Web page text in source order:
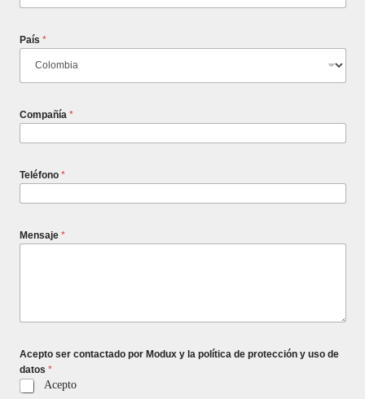
País *
Compañía *
Teléfono *
Mensaje *
Acepto ser contactado por Modux y la política de protección y uso de
datos *
Acepto